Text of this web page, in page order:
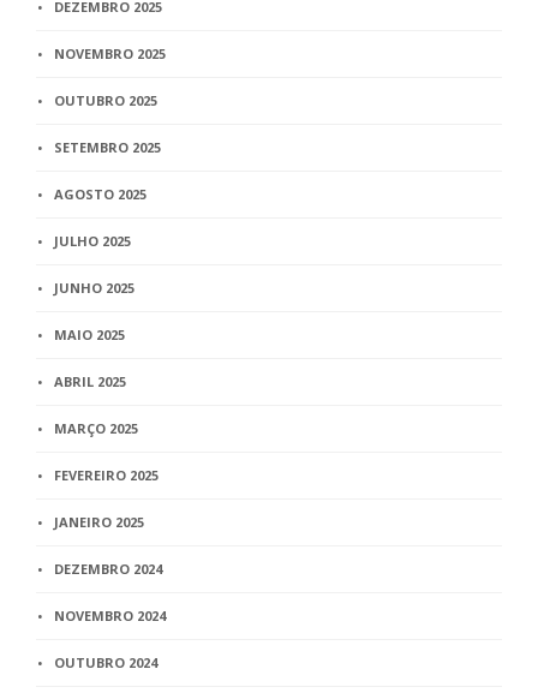
DEZEMBRO 2025
NOVEMBRO 2025
OUTUBRO 2025
SETEMBRO 2025
AGOSTO 2025
JULHO 2025
JUNHO 2025
MAIO 2025
ABRIL 2025
MARÇO 2025
FEVEREIRO 2025
JANEIRO 2025
DEZEMBRO 2024
NOVEMBRO 2024
OUTUBRO 2024